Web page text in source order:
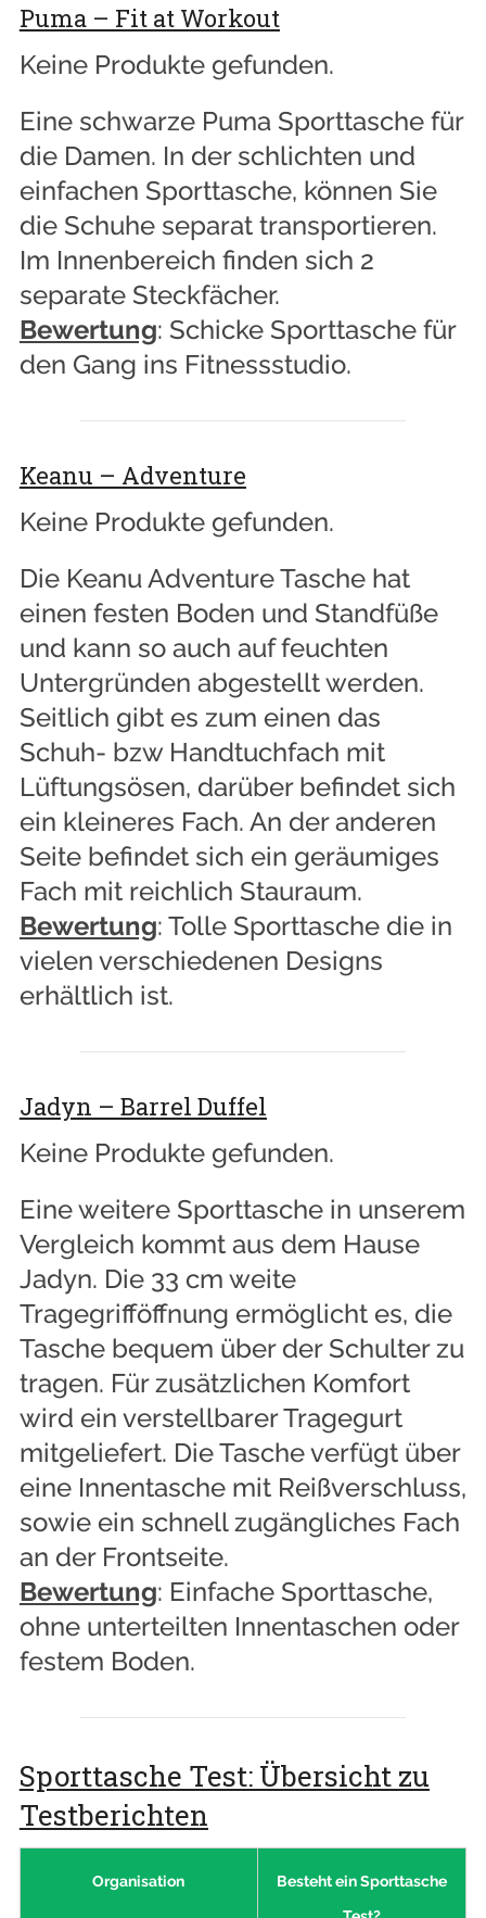
Puma – Fit at Workout
Keine Produkte gefunden.
Eine schwarze Puma Sporttasche für
die Damen. In der schlichten und
einfachen Sporttasche, können Sie
die Schuhe separat transportieren.
Im Innenbereich finden sich 2
separate Steckfächer.
Bewertung: Schicke Sporttasche für
den Gang ins Fitnessstudio.
Keanu – Adventure
Keine Produkte gefunden.
Die Keanu Adventure Tasche hat
einen festen Boden und Standfüße
und kann so auch auf feuchten
Untergründen abgestellt werden.
Seitlich gibt es zum einen das
Schuh- bzw Handtuchfach mit
Lüftungsösen, darüber befindet sich
ein kleineres Fach. An der anderen
Seite befindet sich ein geräumiges
Fach mit reichlich Stauraum.
Bewertung: Tolle Sporttasche die in
vielen verschiedenen Designs
erhältlich ist.
Jadyn – Barrel Duffel
Keine Produkte gefunden.
Eine weitere Sporttasche in unserem
Vergleich kommt aus dem Hause
Jadyn. Die 33 cm weite
Tragegrifföffnung ermöglicht es, die
Tasche bequem über der Schulter zu
tragen. Für zusätzlichen Komfort
wird ein verstellbarer Tragegurt
mitgeliefert. Die Tasche verfügt über
eine Innentasche mit Reißverschluss,
sowie ein schnell zugängliches Fach
an der Frontseite.
Bewertung: Einfache Sporttasche,
ohne unterteilten Innentaschen oder
festem Boden.
Sporttasche Test: Übersicht zu
Testberichten
Organisation
Besteht ein Sporttasche